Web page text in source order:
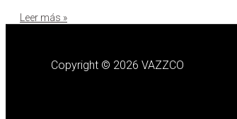
Leer más »
Copyright © 2026 VAZZCO